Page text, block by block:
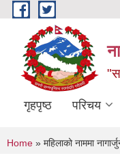
Skip to main content
गृहपृष्ठ परिचय
You are here
Home » महिलाको नाममा